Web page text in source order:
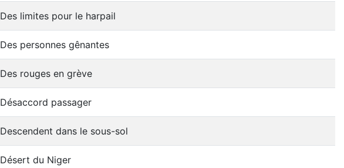
Des limites pour le harpail
Des personnes gênantes
Des rouges en grève
Désaccord passager
Descendent dans le sous-sol
Désert du Niger